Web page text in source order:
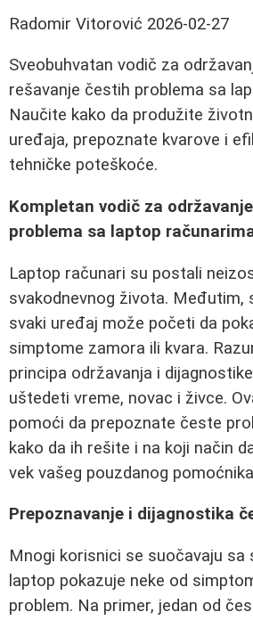
Radomir Vitorović 2026-02-27
Sveobuhvatan vodič za
rešavanje čestih problema sa
Naučite kako da produžite
uređaja, prepoznate kvarove i
tehničke poteškoće.
Kompletan vodič za
problema sa laptop
Laptop računari su postali
svakodnevnog života. Međutim,
svaki uređaj može početi da
simptome zamora ili kvara.
principa održavanja i
uštedeti vreme, novac i živce.
pomoći da prepoznate česte
kako da ih rešite i na koji način
vek vašeg pouzdanog
Prepoznavanje i dijagnostika
Mnogi korisnici se suočavaju sa
laptop pokazuje neke od
problem. Na primer, jedan od